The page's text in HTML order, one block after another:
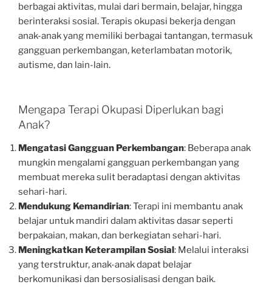
berbagai aktivitas, mulai dari bermain, belajar, hingga
berinteraksi sosial. Terapis okupasi bekerja dengan
anak-anak yang memiliki berbagai tantangan, termasuk
gangguan perkembangan, keterlambatan motorik,
autisme, dan lain-lain.
Mengapa Terapi Okupasi Diperlukan bagi
Anak?
Mengatasi Gangguan Perkembangan: Beberapa anak
mungkin mengalami gangguan perkembangan yang
membuat mereka sulit beradaptasi dengan aktivitas
sehari-hari.
Mendukung Kemandirian: Terapi ini membantu anak
belajar untuk mandiri dalam aktivitas dasar seperti
berpakaian, makan, dan berkegiatan sehari-hari.
Meningkatkan Keterampilan Sosial: Melalui interaksi
yang terstruktur, anak-anak dapat belajar
berkomunikasi dan bersosialisasi dengan baik.